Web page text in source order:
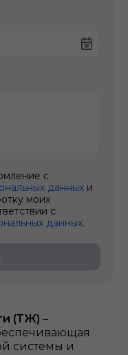
(ТЖ) –
системы и
с
данных и
моих
с
данных.